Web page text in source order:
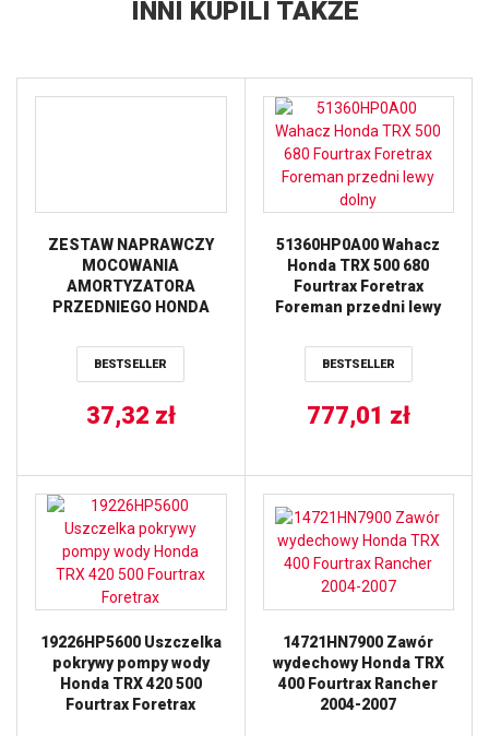
INNI KUPILI TAKŻE
ZESTAW NAPRAWCZY
MOCOWANIA
AMORTYZATORA
PRZEDNIEGO HONDA
TRX250TM RECON 14-19,
TYLNEGO HONDA
01-19 ALL BALLS
BESTSELLER
37,32 zł
51360HP0A00 Wahacz
Honda TRX 500 680
Fourtrax Foretrax
Foreman przedni lewy
BESTSELLER
777,01 zł
19226HP5600 Uszczelka
pokrywy pompy wody
Honda TRX 420 500
Fourtrax Foretrax
14721HN7900 Zawór
wydechowy Honda TRX
400 Fourtrax Rancher
2004-2007